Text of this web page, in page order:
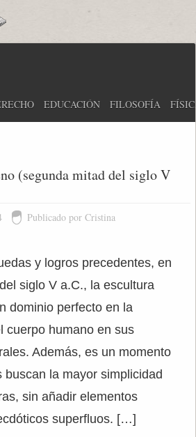
EDUCACIÓN FILOSOFÍA
(segunda mitad del siglo V
Publicado por Cristina
y logros precedentes, en
siglo V a.C., la escultura
dominio perfecto en la
cuerpo humano en sus
Además, es un momento
buscan la mayor simplicidad
sin añadir elementos
superfluos. […]